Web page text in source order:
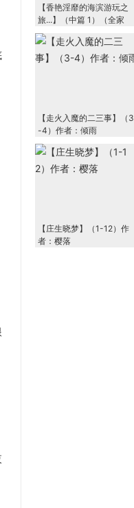
【香艳淫靡的海滨游玩之
旅...】（中篇 1）（全家
桶）作者：蘑菇面要加蛋
【走火入魔的二三事】（3
-4）作者：倾雨
【庄生晓梦】（1-12）作
者：樱落